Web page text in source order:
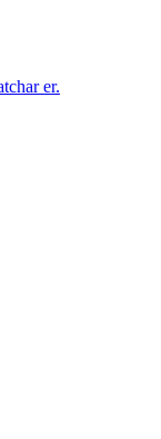
er.